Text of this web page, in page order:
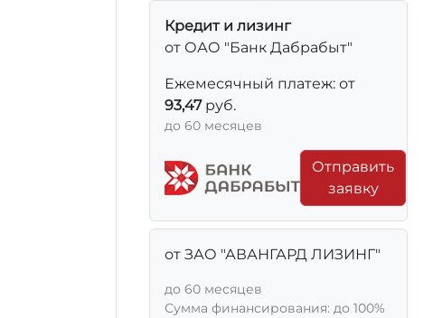
Кредит и лизинг
от ОАО "Банк Дабрабыт"
Ежемесячный платеж: от
93,47руб.
до 60 месяцев
Отправить
заявку
от ЗАО "АВАНГАРД ЛИЗИНГ"
до 60 месяцев
Сумма финансирования: до 100%